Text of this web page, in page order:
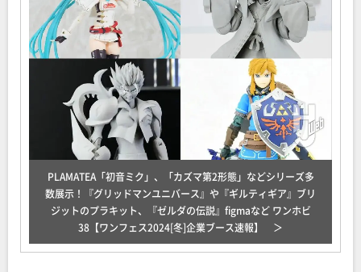
PLAMATEA「初音ミク」、「カズマ第2形態」などシリーズ多
数展示！『グリッドマンユニバース』や『ギルティギア』ブリ
ジットのプラキット、『ゼルダの伝説』figmaなど ワンホビ
38【ワンフェス2024[冬]企業ブース速報】